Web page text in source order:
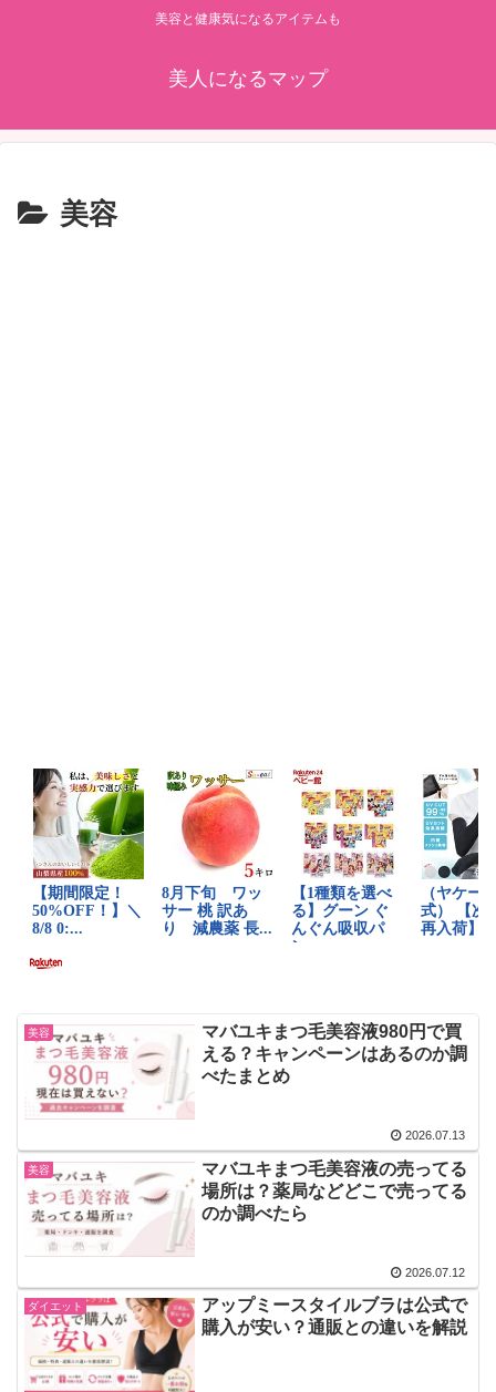
美容と健康気になるアイテムも
美人になるマップ
美容
美容
マバユキまつ毛美容液980円で買
える？キャンペーンはあるのか調
べたまとめ
2026.07.13
美容
マバユキまつ毛美容液の売ってる
場所は？薬局などどこで売ってる
のか調べたら
2026.07.12
ダイエット
アップミースタイルブラは公式で
購入が安い？通販との違いを解説